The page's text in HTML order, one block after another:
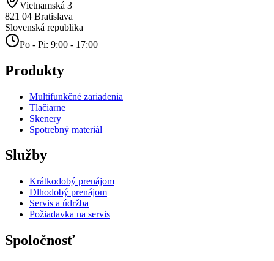
Vietnamská 3
821 04 Bratislava
Slovenská republika
Po - Pi: 9:00 - 17:00
Produkty
Multifunkčné zariadenia
Tlačiarne
Skenery
Spotrebný materiál
Služby
Krátkodobý prenájom
Dlhodobý prenájom
Servis a údržba
Požiadavka na servis
Spoločnosť